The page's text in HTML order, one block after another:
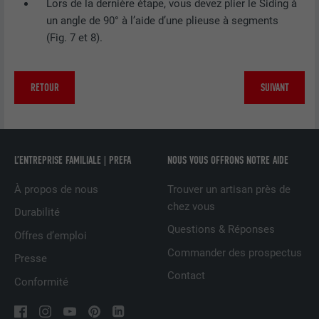
Lors de la dernière étape, vous devez plier le Siding à
un angle de 90° à l’aide d’une plieuse à segments
(Fig. 7 et 8).
RETOUR SUIVANT
L’ENTREPRISE FAMILIALE | PREFA
À propos de nous
Durabilité
Offres d’emploi
Presse
Conformité
NOUS VOUS OFFRONS NOTRE AIDE
Trouver un artisan près de
chez vous
Questions & Réponses
Commander des prospectus
Contact
NOM _gaexp
FOURNISSEUR
EXPIRATION
Est placé afin de tester si le navigateur
UTILITÉ
l'utilisateur pour un site Internet.
EXPIRATION Session
Utilisé par LinkedIn lorsqu'un site
nous » intégrée.
NOM
EXPIRATION 2 ans